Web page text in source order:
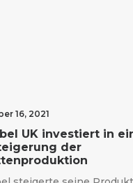
16, 2021
UK investiert in
der